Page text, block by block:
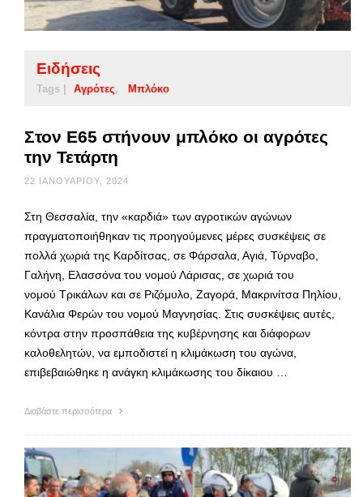
Ειδήσεις
Tags | Αγρότες Μπλόκο
Στον Ε65 στήνουν μπλόκο οι αγρότες
την Τετάρτη
22 ΙΑΝΟΥΑΡΊΟΥ, 2024
Στη Θεσσαλία, την «καρδιά» των αγροτικών αγώνων
πραγματοποιήθηκαν τις προηγούμενες μέρες συσκέψεις σε
πολλά χωριά της Καρδίτσας, σε Φάρσαλα, Αγιά, Τύρναβο,
Γαλήνη, Ελασσόνα του νομού Λάρισας, σε χωριά του
νομού Τρικάλων και σε Ριζόμυλο, Ζαγορά, Μακρινίτσα Πηλίου,
Κανάλια Φερών του νομού Μαγνησίας. Στις συσκέψεις αυτές,
κόντρα στην προσπάθεια της κυβέρνησης και διάφορων
καλοθελητών, να εμποδιστεί η κλιμάκωση του αγώνα,
επιβεβαιώθηκε η ανάγκη κλιμάκωσης του δίκαιου …
Διαβάστε περισσότερα